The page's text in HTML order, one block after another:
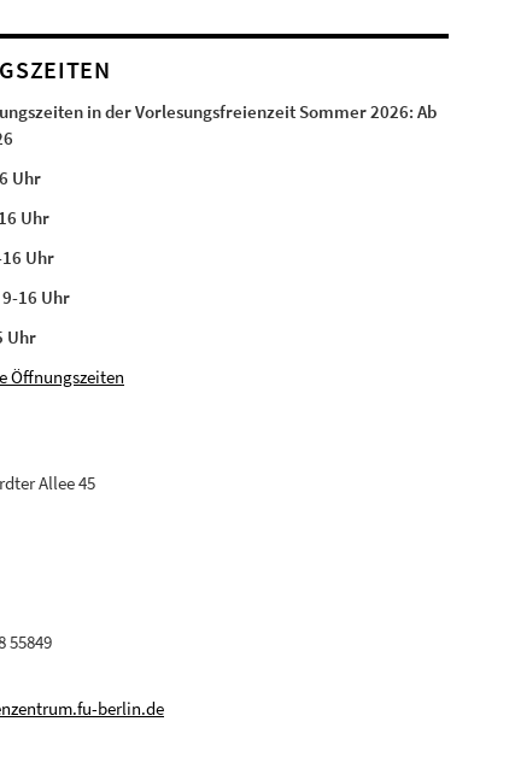
in der Vorlesungsfreienzeit Sommer 2026:Ab
Uhr
Uhr
Uhr
9-16 Uhr
Uhr
Öffnungszeiten
Allee 45
55849
berlin.de